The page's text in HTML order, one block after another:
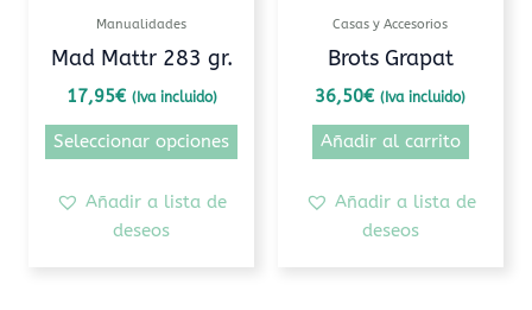
Manualidades
Mad Mattr 283 gr.
17,95€ (Iva incluido)
Seleccionar opciones
página
de
Añadir a lista de
deseos
Casas y Accesorios
Brots Grapat
36,50€ (Iva incluido)
Añadir al carrito
Añadir a lista de
deseos